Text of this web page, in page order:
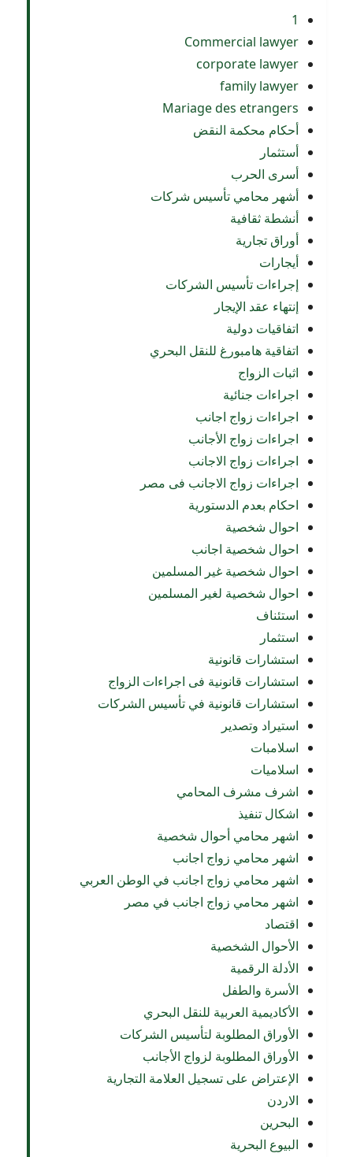
1
Commercial lawyer
corporate lawyer
family lawyer
Mariage des etrangers
أحكام محكمة النقض
أستثمار
أسرى الحرب
أشهر محامي تأسيس شركات
أنشطة ثقافية
أوراق تجارية
أيجارات
إجراءات تأسيس الشركات
إنتهاء عقد الإيجار
اتفاقيات دولية
اتفاقية هامبورغ للنقل البحري
اثبات الزواج
اجراءات جنائية
اجراءات زواج اجانب
اجراءات زواج الأجانب
اجراءات زواج الاجانب
اجراءات زواج الاجانب فى مصر
احكام بعدم الدستورية
احوال شخصية
احوال شخصية اجانب
احوال شخصية غير المسلمين
احوال شخصية لغير المسلمين
استئناف
استثمار
استشارات قانونية
استشارات قانونية فى اجراءات الزواج
استشارات قانونية في تأسيس الشركات
استيراد وتصدير
اسلامبات
اسلاميات
اشرف مشرف المحامي
اشكال تنفيذ
اشهر محامي أحوال شخصية
اشهر محامي زواج اجانب
اشهر محامي زواج اجانب في الوطن العربي
اشهر محامي زواج اجانب في مصر
اقتصاد
الأحوال الشخصية
الأدلة الرقمية
الأسرة والطفل
الأكاديمية العربية للنقل البحري
الأوراق المطلوبة لتأسيس الشركات
الأوراق المطلوبة لزواج الأجانب
الإعتراض على تسجيل العلامة التجارية
الاردن
البحرين
البيوع البحرية